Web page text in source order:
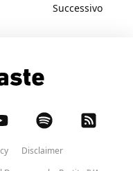
Successivo
Disclaimer